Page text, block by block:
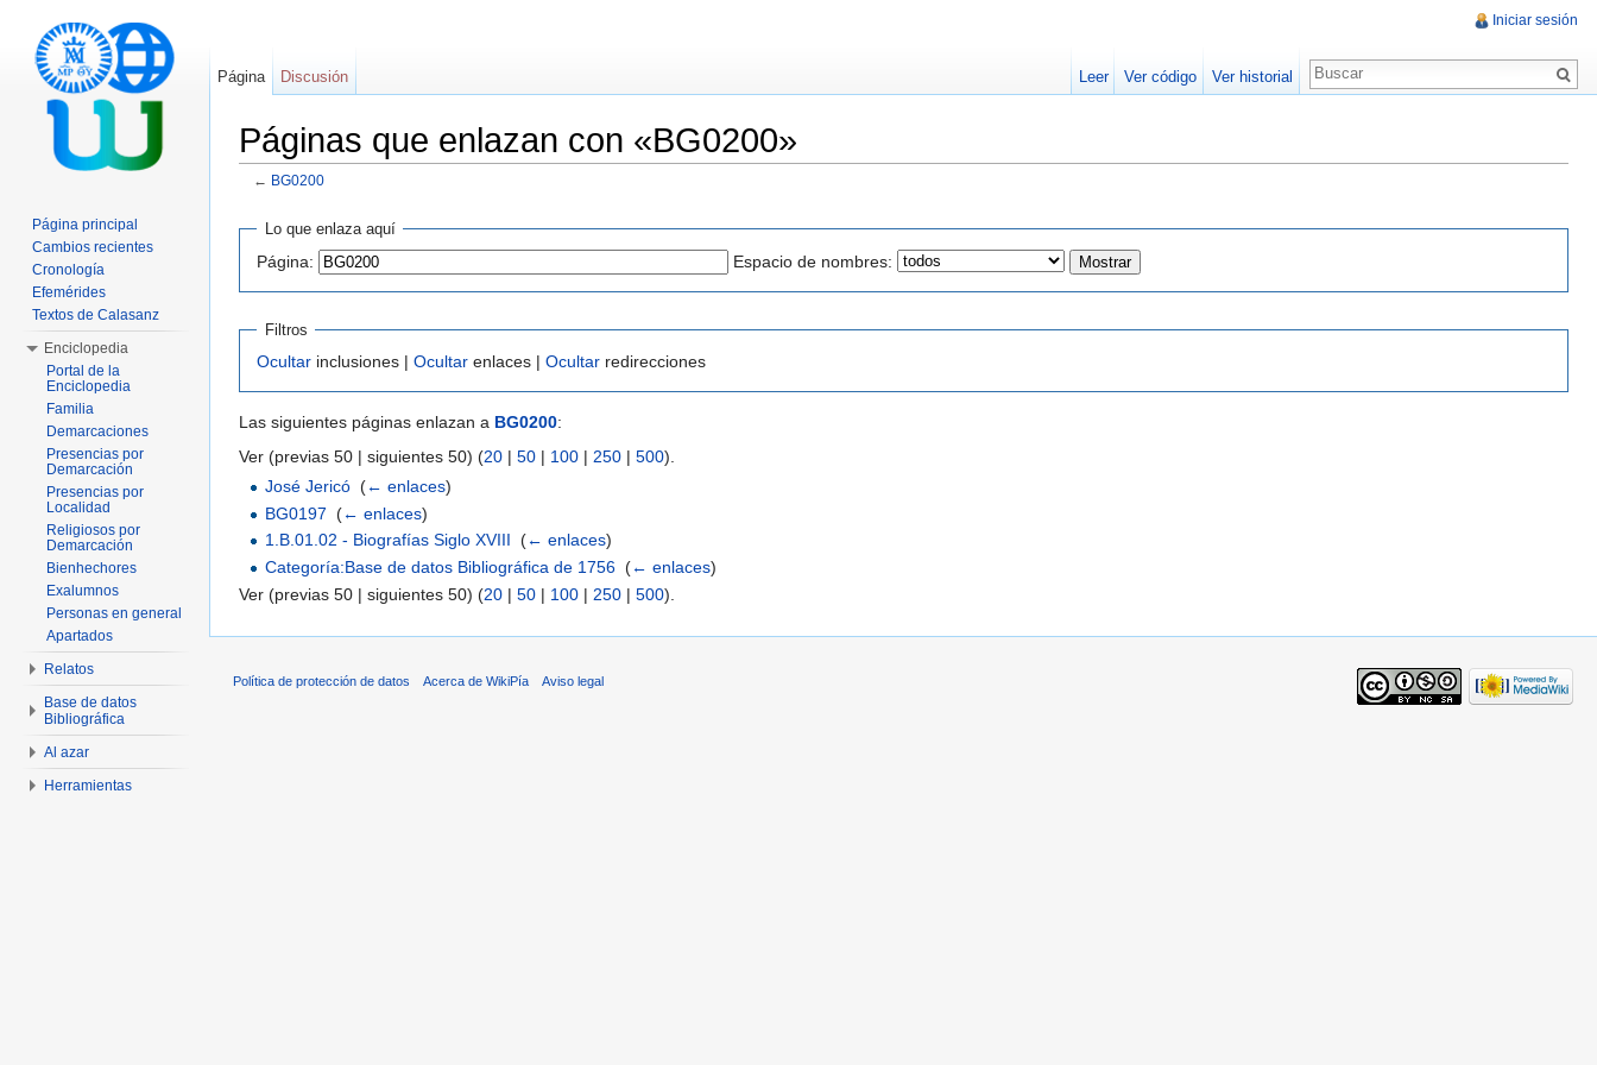
Páginas que enlazan con «BG0200»
← BG0200
Lo que enlaza aquí
Página: Espacio de nombres:
Filtros
Ocultar inclusiones | Ocultar enlaces | Ocultar redirecciones
Las siguientes páginas enlazan a BG0200:
Ver (previas 50 | siguientes 50) (20 | 50 | 100 | 250 | 500).
José Jericó (← enlaces)
BG0197
(← enlaces)
1.B.01.02 - Biografías Siglo XVIII
(← enlaces)
Categoría:Base de datos Bibliográfica de 1756 (← enlaces)
Ver (previas 50 | siguientes 50) (20 | 50 | 100 | 250 | 500).
Iniciar sesión
Página Discusión Leer Ver código Ver historial
Página principal
Cambios recientes
Cronología
Efemérides
Textos de Calasanz
Enciclopedia
Portal de la
Enciclopedia
Familia
Demarcaciones
Presencias por
Demarcación
Presencias por
Localidad
Religiosos por
Demarcación
Bienhechores
Exalumnos
Personas en general
Apartados
Relatos
Base de datos
Bibliográfica
Al azar
Herramientas
Política de protección de datos Acerca de WikiPía Aviso legal